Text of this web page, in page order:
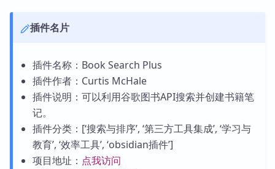
插件名片
插件名称：Book Search Plus
插件作者：Curtis McHale
插件说明：可以利用谷歌图书API搜索并创建书籍笔
记。
插件分类：[‘搜索与排序’, ‘第三方工具集成’, ‘学习与
教育’, ‘效率工具’, ‘obsidian插件’]
项目地址： 点我访问